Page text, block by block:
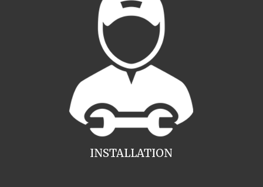
INSTALLATION